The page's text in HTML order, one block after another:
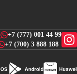
+7 (777) 001 44 99
+7 (700) 3 888 188